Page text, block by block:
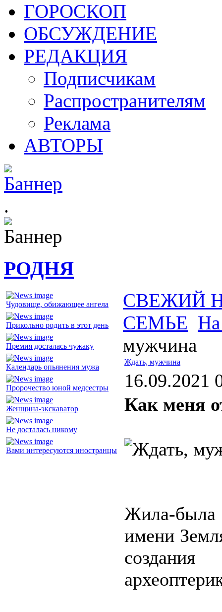
ГОРОСКОП
ОБСУЖДЕНИЕ
РЕДАКЦИЯ
Подписчикам
Распространителям
Реклама
АВТОРЫ
.
РОДНЯ
Чудовище, обижающее ангела
Прикольно родить в этот день
Премия досталась чужаку
Календарь опьянения мужа
Пророчество юной медсестры
Женщина-экскаватор
Не досталась никому
Вами интересуются иностранцы
СВЕЖИЙ
СЕМЬЕ На
мужчина
Ждать, мужчина
16.09.2021
Как меня
Жила-
имени